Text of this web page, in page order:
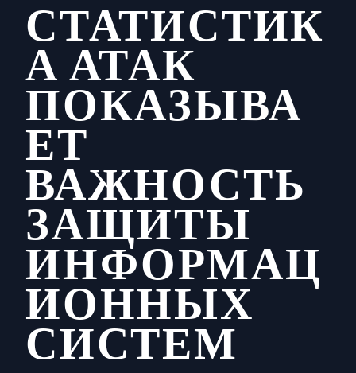
СТАТИСТИК
А АТАК
ПОКАЗЫВА
ЕТ
ВАЖНОСТЬ
ЗАЩИТЫ
ИНФОРМАЦ
ИОННЫХ
СИСТЕМ